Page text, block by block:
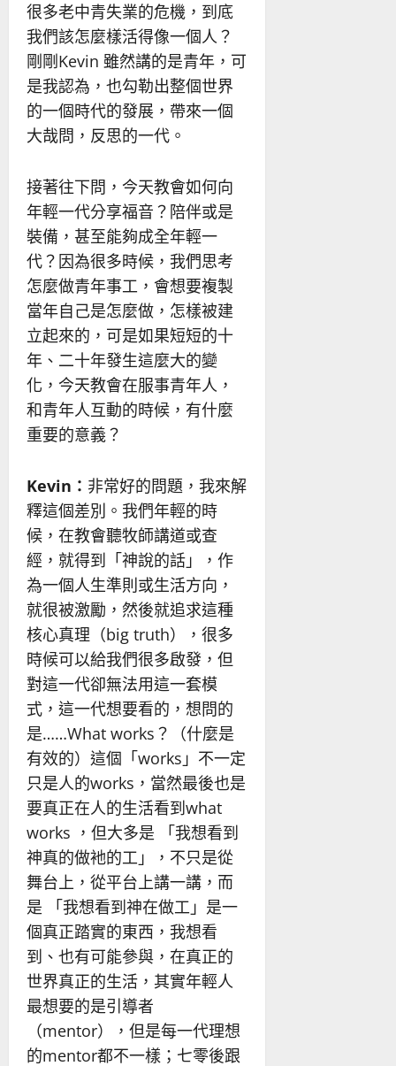
很多老中青失業的危機，到底
我們該怎麼樣活得像一個人？
剛剛Kevin 雖然講的是青年，可
是我認為，也勾勒出整個世界
的一個時代的發展，帶來一個
大哉問，反思的一代。
接著往下問，今天教會如何向
年輕一代分享福音？陪伴或是
裝備，甚至能夠成全年輕一
代？因為很多時候，我們思考
怎麼做青年事工，會想要複製
當年自己是怎麼做，怎樣被建
立起來的，可是如果短短的十
年、二十年發生這麼大的變
化，今天教會在服事青年人，
和青年人互動的時候，有什麼
重要的意義？
Kevin ： 非常好的問題，我來解
釋這個差別。我們年輕的時
候，在教會聽牧師講道或查
經，就得到「神說的話」，作
為一個人生準則或生活方向，
就很被激勵，然後就追求這種
核心真理（big truth），很多
時候可以給我們很多啟發，但
對這一代卻無法用這一套模
式，這一代想要看的，想問的
是……What works？（什麼是
有效的）這個「works」不一定
只是人的works，當然最後也是
要真正在人的生活看到what
works ，但大多是 「我想看到
神真的做衪的工」，不只是從
舞台上，從平台上講一講，而
是 「我想看到神在做工」是一
個真正踏實的東西，我想看
到、也有可能參與，在真正的
世界真正的生活，其實年輕人
最想要的是引導者
（mentor），但是每一代理想
的mentor都不一樣；七零後跟